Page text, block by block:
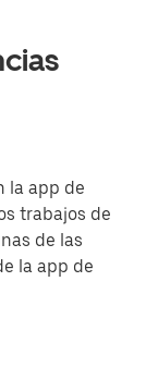
la app de
trabajos de
de las
la app de